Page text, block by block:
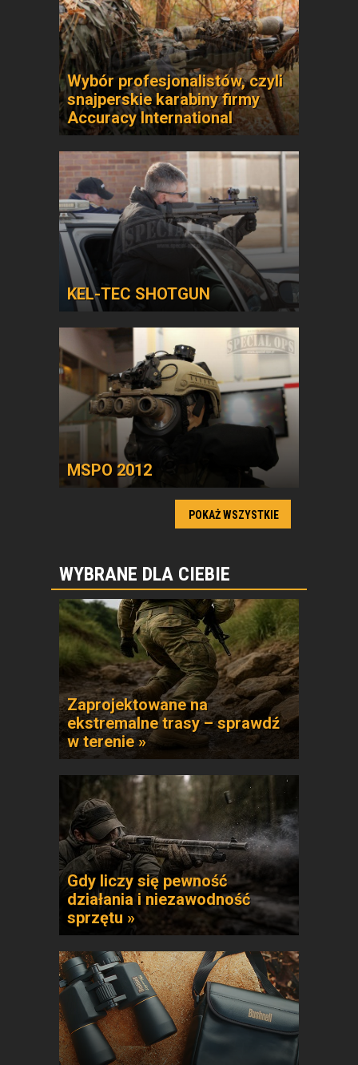
Wybór profesjonalistów, czyli
snajperskie karabiny firmy
Accuracy International
KEL-TEC SHOTGUN
MSPO 2012
POKAŻ WSZYSTKIE
WYBRANE DLA CIEBIE
Zaprojektowane na
ekstremalne trasy – sprawdź
w terenie »
Gdy liczy się pewność
działania i niezawodność
sprzętu »